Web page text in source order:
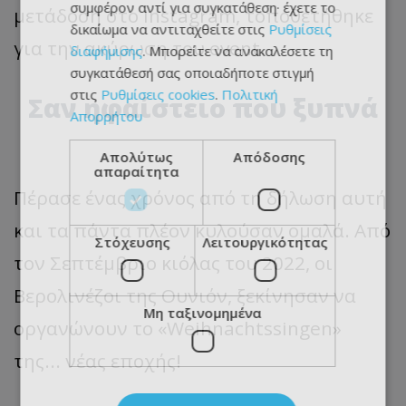
μετάδοση στο Instagram, τοποθετήθηκε
για την ακύρωση του event.
Σαν ηφαίστειο που ξυπνά
Πέρασε ένας χρόνος από τη δήλωση αυτή
και τα πάντα πλέον κυλούσαν ομαλά. Από
τον Σεπτέμβριο κιόλας του 2022, οι
Βερολινέζοι της Ουνιόν, ξεκίνησαν να
οργανώνουν το «Weihnachtssingen»
της... νέας εποχής!
συμφέρον αντί για συγκατάθεση· έχετε το
δικαίωμα να αντιταχθείτε στις Ρυθμίσεις
διαφήμισης. Μπορείτε να ανακαλέσετε τη
συγκατάθεσή σας οποιαδήποτε στιγμή
στις Ρυθμίσεις cookies. Πολιτική
Απορρήτου
Απολύτως
απαραίτητα
Απόδοσης
Στόχευσης Λειτουργικότητας
Μη ταξινομημένα